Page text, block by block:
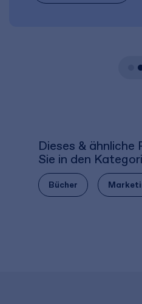
Dieses &
Sie in den
Bücher